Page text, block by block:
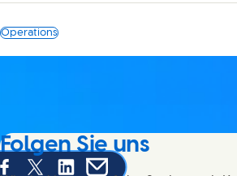
Operations
Folgen Sie uns